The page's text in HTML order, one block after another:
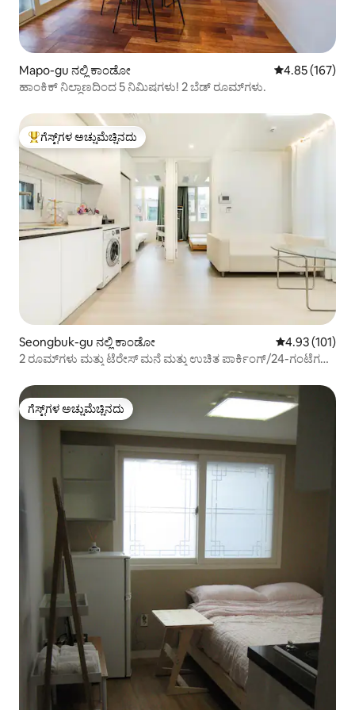
Mapo-gu ನಲ್ಲಿ ಕಾಂಡೋ 5 ರಲ್ಲಿ 4.85
4.85 (167)
ಹಾಂಕಿಕ್ ನಿಲ್ದಾಣದಿಂದ 5 ನಿಮಿಷಗಳು! 2 ಬೆಡ್ ರೂಮ್‌ಗಳು.
ಗೆಸ್ಟ್‌ಗಳಿಗೆ ಅತಿ ಹೆಚ್ಚು ಅಚ್ಚುಮೆಚ್ಚಿನದು
ಗೆಸ್ಟ್‌ಗಳ ಅಚ್ಚುಮೆಚ್ಚಿನದು
Seongbuk-gu ನಲ್ಲಿ ಕಾಂಡೋ 5 ರಲ್ಲಿ 4.93
4.93 (101)
2 ರೂಮ್‌ಗಳು ಮತ್ತು ಟೆರೇಸ್ ಮನೆ ಮತ್ತು ಉಚಿತ ಪಾರ್ಕಿಂಗ್/24-ಗಂಟೆಗಳ
ಸಬ್‌ವೇ/ಎಲಿವೇಟರ್‌ಗೆ
ಗೆಸ್ಟ್‌ಗಳ ಅಚ್ಚುಮೆಚ್ಚಿನದು
ಗೆಸ್ಟ್‌ಗಳ ಅಚ್ಚುಮೆಚ್ಚಿನದು